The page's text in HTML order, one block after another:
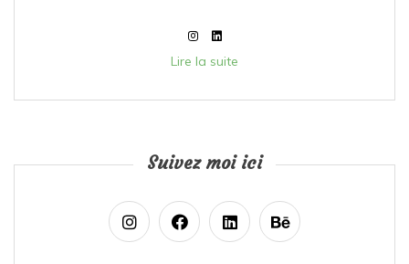
Lire la suite
Suivez moi ici